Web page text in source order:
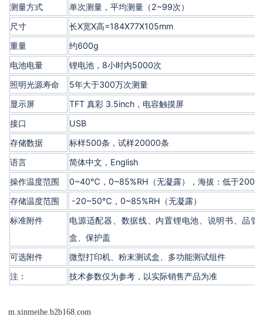
测量方式
单次测量，平均测量（2~99次）
尺寸
长X宽X高=184X77X105mm
重量
约600g
电池电量
锂电池，8小时内5000次
照明光源寿命
5年大于300万次测量
显示屏
TFT 真彩 3.5inch，电容触摸屏
接口
USB
存储数据
标样500条，试样20000条
语言
简体中文，English
操作温度范围
0~40℃，0~85%RH（无凝露），海拔：低于
存储温度范围
-20~50℃，0~85%RH（无凝露）
标准附件
电源适配器、数据线、内置锂电池、说明书、品
盒、保护盖
可选附件
微型打印机、粉末测试盒、多功能测试组件
注：
技术参数仅为参考，以实际销售产品为准
m.xinmeihe.b2b168.com